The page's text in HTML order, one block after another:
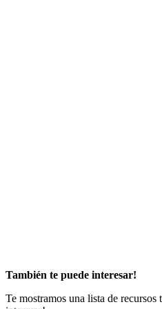
También te puede interesar!
Te mostramos una lista de recursos